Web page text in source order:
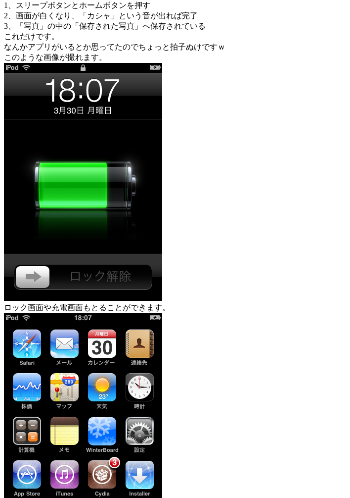
1、スリープボタンとホームボタンを押す
2、画面が白くなり、「カシャ」という音が出れば完了
3、「写真」の中の「保存された写真」へ保存されている
これだけです。
なんかアプリがいるとか思ってたのでちょっと拍子ぬけですｗ
このような画像が撮れます。
ロック画面や充電画面もとることができます。